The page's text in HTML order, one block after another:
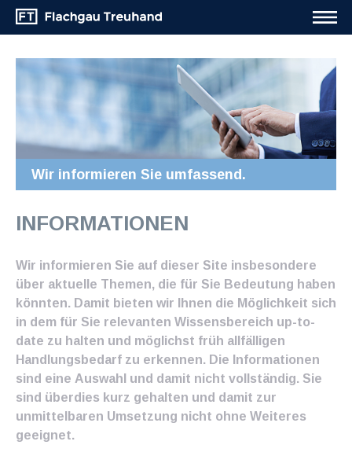
Wir informieren Sie umfassend.
INFORMATIONEN
Wir informieren Sie auf dieser Site insbesondere
über aktuelle Themen, die für Sie Bedeutung haben
könnten. Damit bieten wir Ihnen die Möglichkeit sich
in dem für Sie relevanten Wissensbereich up-to-
date zu halten und möglichst früh allfälligen
Handlungsbedarf zu erkennen. Die Informationen
sind eine Auswahl und damit nicht vollständig. Sie
sind überdies kurz gehalten und damit zur
unmittelbaren Umsetzung nicht ohne Weiteres
geeignet.